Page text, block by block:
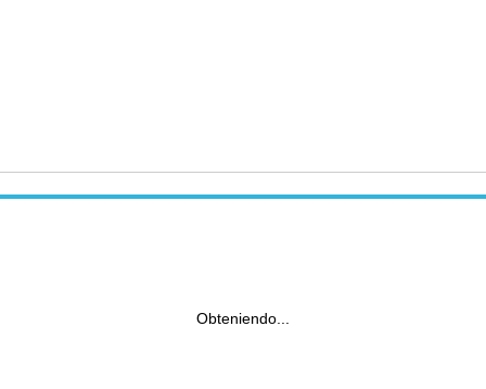
Obteniendo...